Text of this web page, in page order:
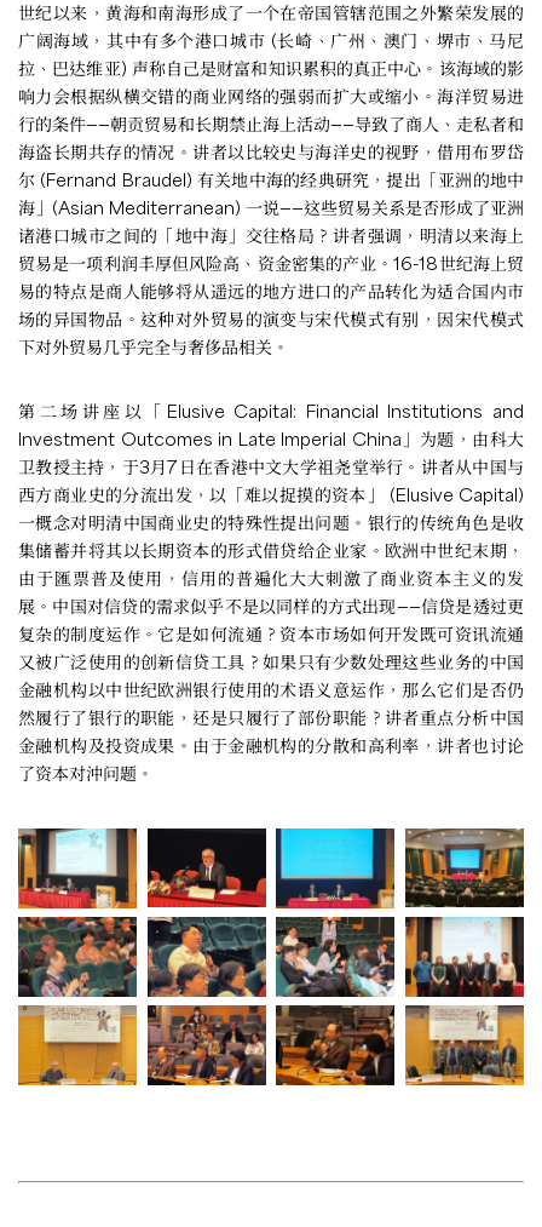
世纪以来，黄海和南海形成了一个在帝国管辖范围之外繁荣发展的
广阔海域，其中有多个港口城市 (长崎、广州、澳门、堺市、马尼
拉、巴达维亚) 声称自己是财富和知识累积的真正中心。该海域的影
响力会根据纵横交错的商业网络的强弱而扩大或缩小。海洋贸易进
行的条件——朝贡贸易和长期禁止海上活动——导致了商人、走私者和
海盗长期共存的情况。讲者以比较史与海洋史的视野，借用布罗岱
尔 (Fernand Braudel) 有关地中海的经典研究，提出「亚洲的地中
海」(Asian Mediterranean) 一说——这些贸易关系是否形成了亚洲
诸港口城市之间的「地中海」交往格局？讲者强调，明清以来海上
贸易是一项利润丰厚但风险高、资金密集的产业。16-18世纪海上贸
易的特点是商人能够将从遥远的地方进口的产品转化为适合国内市
场的异国物品。这种对外贸易的演变与宋代模式有别，因宋代模式
下对外贸易几乎完全与奢侈品相关。
第二场讲座以「Elusive Capital: Financial Institutions and
Investment Outcomes in Late Imperial China」为题，由科大
卫教授主持，于3月7日在香港中文大学祖尧堂举行。讲者从中国与
西方商业史的分流出发，以「难以捉摸的资本」 (Elusive Capital)
一概念对明清中国商业史的特殊性提出问题。银行的传统角色是收
集储蓄并将其以长期资本的形式借贷给企业家。欧洲中世纪末期，
由于匯票普及使用，信用的普遍化大大刺激了商业资本主义的发
展。中国对信贷的需求似乎不是以同样的方式出现——信贷是透过更
复杂的制度运作。它是如何流通？资本市场如何开发既可资讯流通
又被广泛使用的创新信贷工具？如果只有少数处理这些业务的中国
金融机构以中世纪欧洲银行使用的术语义意运作，那么它们是否仍
然履行了银行的职能，还是只履行了部份职能？讲者重点分析中国
金融机构及投资成果。由于金融机构的分散和高利率，讲者也讨论
了资本对沖问题。